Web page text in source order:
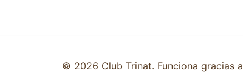
© 2026 Club Trinat. Funciona gracias a